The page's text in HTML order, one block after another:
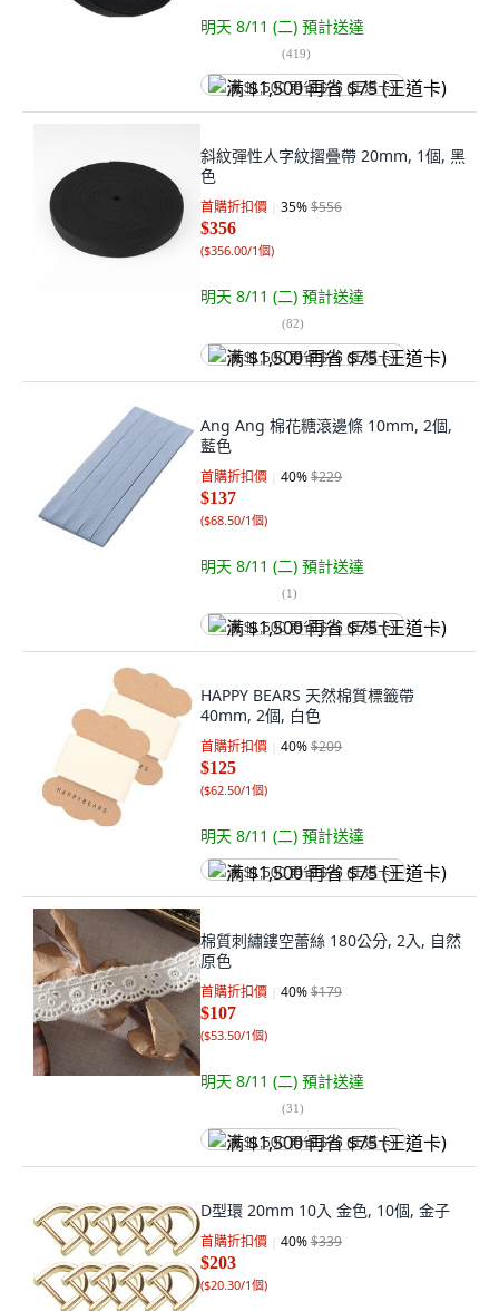
明天 8/11 (二) 預計送達
(419)
满 $1,500 再省 $75 (王道卡)
斜紋彈性人字紋摺疊帶 20mm, 1個, 黑
色
首購折扣價 35%$556
$356
($356.00/1個)
明天 8/11 (二) 預計送達
(82)
满 $1,500 再省 $75 (王道卡)
Ang Ang 棉花糖滾邊條 10mm, 2個,
藍色
首購折扣價 40%$229
$137
($68.50/1個)
明天 8/11 (二) 預計送達
(1)
满 $1,500 再省 $75 (王道卡)
HAPPY BEARS 天然棉質標籤帶
40mm, 2個, 白色
首購折扣價 40%$209
$125
($62.50/1個)
明天 8/11 (二) 預計送達
满 $1,500 再省 $75 (王道卡)
棉質刺繡鏤空蕾絲 180公分, 2入, 自然
原色
首購折扣價 40%$179
$107
($53.50/1個)
明天 8/11 (二) 預計送達
(31)
满 $1,500 再省 $75 (王道卡)
D型環 20mm 10入 金色, 10個, 金子
首購折扣價 40%$339
$203
($20.30/1個)